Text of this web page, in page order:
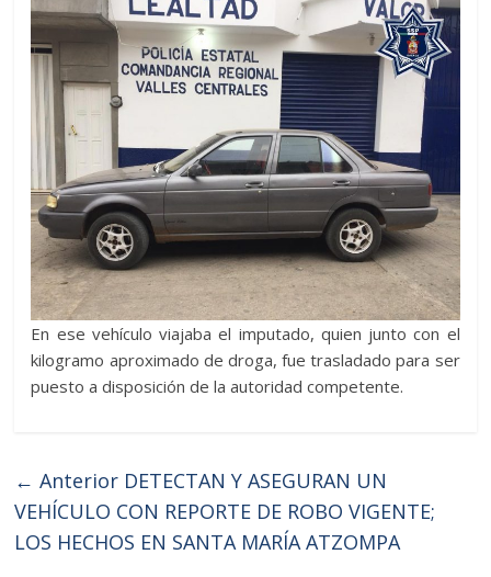
En ese vehículo viajaba el imputado, quien junto con el
kilogramo aproximado de droga, fue trasladado para ser
puesto a disposición de la autoridad competente.
← Anterior DETECTAN Y ASEGURAN UN
VEHÍCULO CON REPORTE DE ROBO VIGENTE;
LOS HECHOS EN SANTA MARÍA ATZOMPA